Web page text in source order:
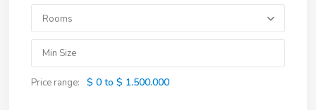
Rooms
Price range: $ 0 to $ 1.500.000